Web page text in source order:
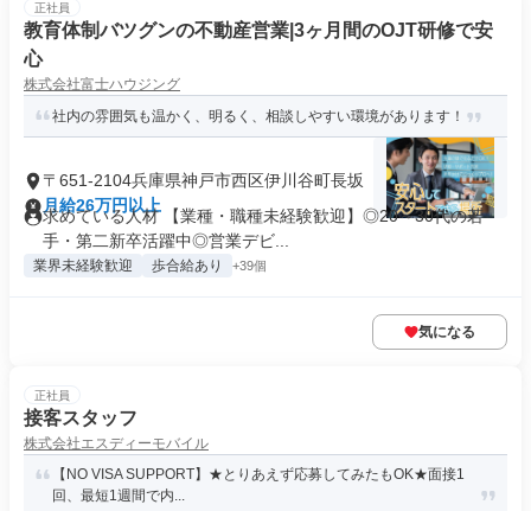
正社員
教育体制バツグンの不動産営業|3ヶ月間のOJT研修で安
心
株式会社富士ハウジング
社内の雰囲気も温かく、明るく、相談しやすい環境があります！
〒651-2104兵庫県神戸市西区伊川谷町長坂
月給26万円以上
求めている人材 【業種・職種未経験歓迎】◎20～30代の若
手・第二新卒活躍中◎営業デビ...
業界未経験歓迎 歩合給あり +39個
気になる
正社員
接客スタッフ
株式会社エスディーモバイル
【NO VISA SUPPORT】★とりあえず応募してみたもOK★面接1
回、最短1週間で内...